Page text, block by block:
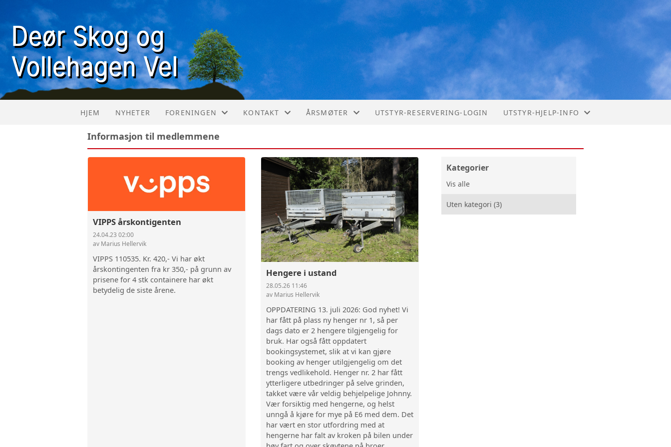
HJEM NYHETER FORENINGEN
OM FORENINGEN
VEDTEKTER
ANNEN INFO
KONTAKT
REKRUTTERING
ÅRSMØTER
ÅR 2022
ÅR 2021
UTSTYR-RESERVERING-LOGIN UTSTYR-HJELP-INFO
FEILMELDINGSLISTE
Informasjon til medlemmene
VIPPS årskontigenten
24.04.23 02:00
av Marius Hellervik
VIPPS 110535. Kr. 420,- Vi har økt
årskontingenten fra kr 350,- på grunn av
prisene for 4 stk containere har økt
betydelig de siste årene.
Hengere i ustand
28.05.26 11:46
av Marius Hellervik
OPPDATERING 13. juli 2026: God nyhet! Vi
har fått på plass ny henger nr 1, så per
dags dato er 2 hengere tilgjengelig for
bruk. Har også fått oppdatert
bookingsystemet, slik at vi kan gjøre
booking av henger utilgjengelig om det
trengs vedlikehold. Henger nr. 2 har fått
ytterligere utbedringer på selve grinden,
takket være vår veldig behjelpelige Johnny.
Vær forsiktig med hengerne, og helst
unngå å kjøre for mye på E6 med dem. Det
har vært en stor utfordring med at
hengerne har falt av kroken på bilen under
Kategorier
Vis alle
Uten kategori (3)